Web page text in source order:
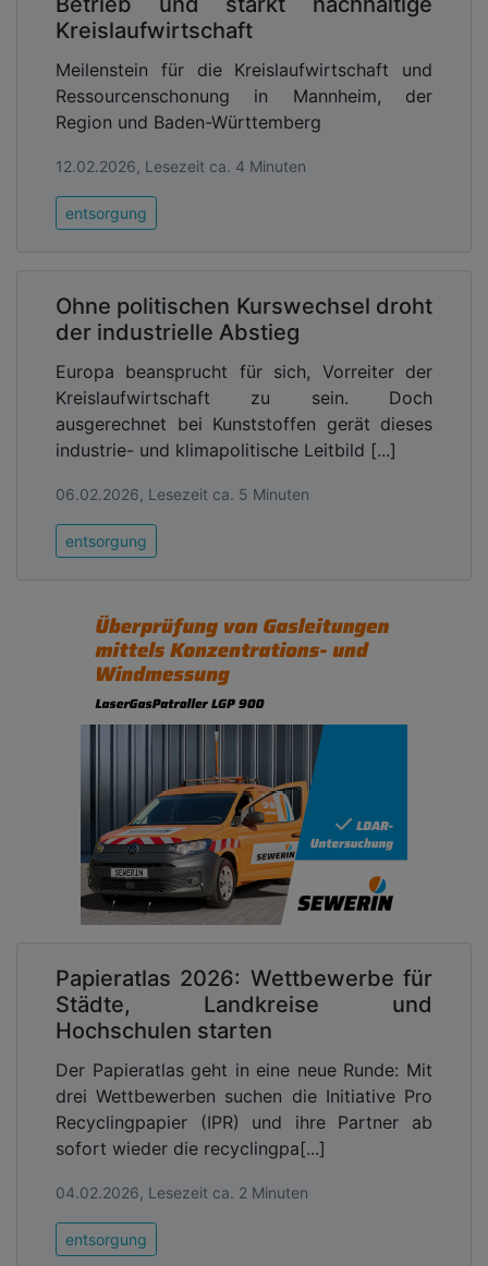
Kreislaufwirtschaft
Meilenstein für die Kreislaufwirtschaft und
Ressourcenschonung in Mannheim, der
Region und Baden-Württemberg
12.02.2026, Lesezeit ca. 4 Minuten
entsorgung
Ohne politischen Kurswechsel droht
der industrielle Abstieg
Europa beansprucht für sich, Vorreiter der
Kreislaufwirtschaft zu sein. Doch
ausgerechnet bei Kunststoffen gerät dieses
industrie- und klimapolitische Leitbild [...]
06.02.2026, Lesezeit ca. 5 Minuten
entsorgung
Papieratlas 2026: Wettbewerbe für
Städte, Landkreise und
Hochschulen starten
Der Papieratlas geht in eine neue Runde: Mit
drei Wettbewerben suchen die Initiative Pro
Recyclingpapier (IPR) und ihre Partner ab
sofort wieder die recyclingpa[...]
04.02.2026, Lesezeit ca. 2 Minuten
entsorgung